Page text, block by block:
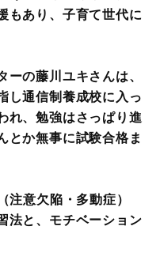
もあり、子育て世代に
の藤川ユキさんは、
し通信制養成校に入っ
れ、勉強はさっぱり進
とか無事に試験合格ま
意欠陥・多動症）
法と、モチベーション